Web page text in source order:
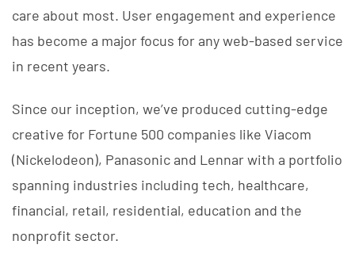
care about most. User engagement and experience
has become a major focus for any web-based service
in recent years.
Since our inception, we’ve produced cutting-edge
creative for Fortune 500 companies like Viacom
(Nickelodeon), Panasonic and Lennar with a portfolio
spanning industries including tech, healthcare,
financial, retail, residential, education and the
nonprofit sector.